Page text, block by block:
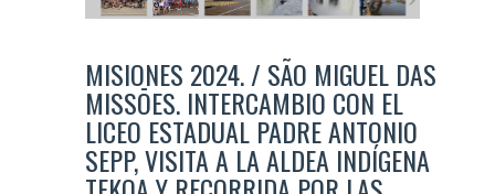
MISIONES 2024. / SÃO MIGUEL DAS
MISSŌES. INTERCAMBIO CON EL
LICEO ESTADUAL PADRE ANTONIO
SEPP, VISITA A LA ALDEA INDÍGENA